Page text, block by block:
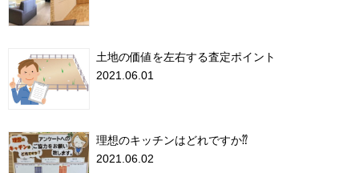
土地の価値を左右する査定ポイント
2021.06.01
理想のキッチンはどれですか⁇
2021.06.02